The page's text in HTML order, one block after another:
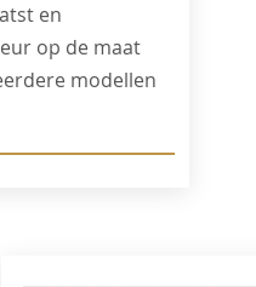
en
op de maat
modellen